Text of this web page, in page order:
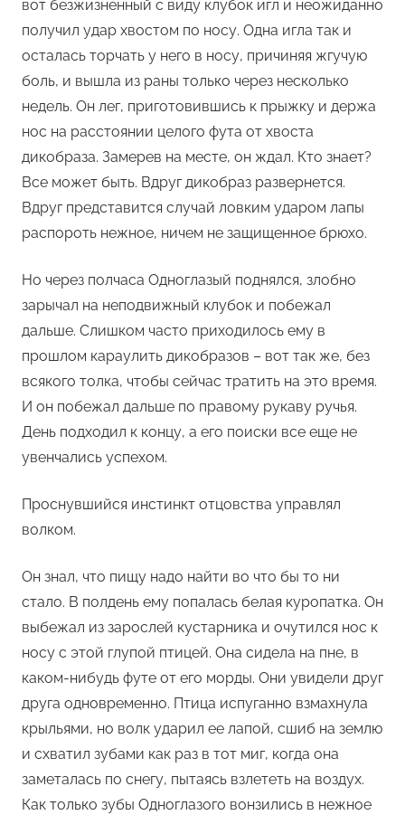
вот безжизненный с виду клубок игл и неожиданно
получил удар хвостом по носу. Одна игла так и
осталась торчать у него в носу, причиняя жгучую
боль, и вышла из раны только через несколько
недель. Он лег, приготовившись к прыжку и держа
нос на расстоянии целого фута от хвоста
дикобраза. Замерев на месте, он ждал. Кто знает?
Все может быть. Вдруг дикобраз развернется.
Вдруг представится случай ловким ударом лапы
распороть нежное, ничем не защищенное брюхо.
Но через полчаса Одноглазый поднялся, злобно
зарычал на неподвижный клубок и побежал
дальше. Слишком часто приходилось ему в
прошлом караулить дикобразов – вот так же, без
всякого толка, чтобы сейчас тратить на это время.
И он побежал дальше по правому рукаву ручья.
День подходил к концу, а его поиски все еще не
увенчались успехом.
Проснувшийся инстинкт отцовства управлял
волком.
Он знал, что пищу надо найти во что бы то ни
стало. В полдень ему попалась белая куропатка. Он
выбежал из зарослей кустарника и очутился нос к
носу с этой глупой птицей. Она сидела на пне, в
каком-нибудь футе от его морды. Они увидели друг
друга одновременно. Птица испуганно взмахнула
крыльями, но волк ударил ее лапой, сшиб на землю
и схватил зубами как раз в тот миг, когда она
заметалась по снегу, пытаясь взлететь на воздух.
Как только зубы Одноглазого вонзились в нежное